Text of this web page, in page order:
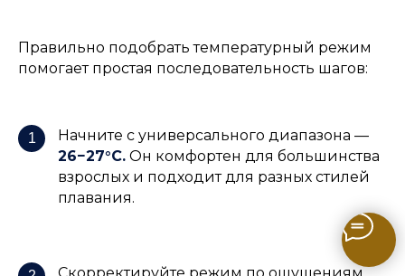
Правильно подобрать температурный режим
помогает простая последовательность шагов:
1
Начните с универсального диапазона —
26−27°C. Он комфортен для большинства
взрослых и подходит для разных стилей
плавания.